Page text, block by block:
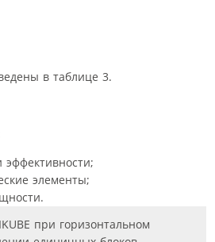
в таблице 3.
элементы;